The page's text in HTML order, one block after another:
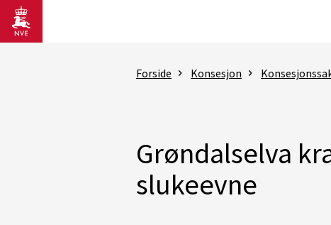
Gå til hovedinnhold
Forside Konsesjon
Grøndalselva
slukeevne